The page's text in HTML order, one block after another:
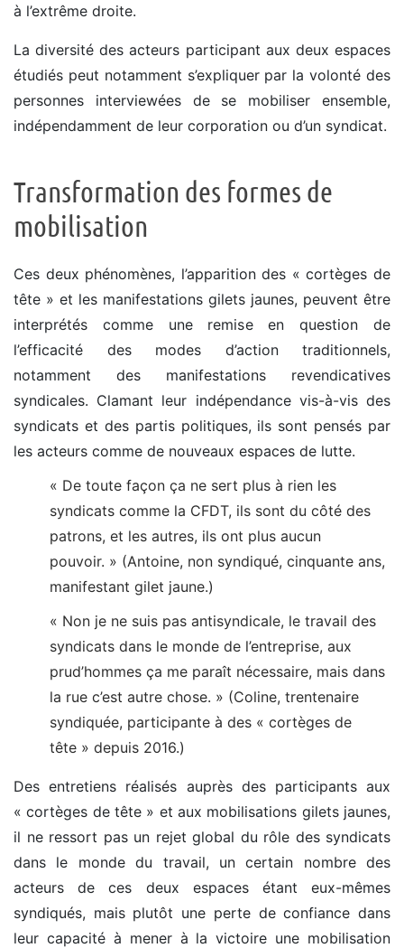
à l’extrême droite.
La diversité des acteurs participant aux deux espaces
étudiés peut notamment s’expliquer par la volonté des
personnes interviewées de se mobiliser ensemble,
indépendamment de leur corporation ou d’un syndicat.
Transformation des formes de
mobilisation
Ces deux phénomènes, l’apparition des « cortèges de
tête » et les manifestations gilets jaunes, peuvent être
interprétés comme une remise en question de
l’efficacité des modes d’action traditionnels,
notamment des manifestations revendicatives
syndicales. Clamant leur indépendance vis-à-vis des
syndicats et des partis politiques, ils sont pensés par
les acteurs comme de nouveaux espaces de lutte.
« De toute façon ça ne sert plus à rien les
syndicats comme la CFDT, ils sont du côté des
patrons, et les autres, ils ont plus aucun
pouvoir. » (Antoine, non syndiqué, cinquante ans,
manifestant gilet jaune.)
« Non je ne suis pas antisyndicale, le travail des
syndicats dans le monde de l’entreprise, aux
prud’hommes ça me paraît nécessaire, mais dans
la rue c’est autre chose. » (Coline, trentenaire
syndiquée, participante à des « cortèges de
tête » depuis 2016.)
Des entretiens réalisés auprès des participants aux
« cortèges de tête » et aux mobilisations gilets jaunes,
il ne ressort pas un rejet global du rôle des syndicats
dans le monde du travail, un certain nombre des
acteurs de ces deux espaces étant eux-mêmes
syndiqués, mais plutôt une perte de confiance dans
leur capacité à mener à la victoire une mobilisation